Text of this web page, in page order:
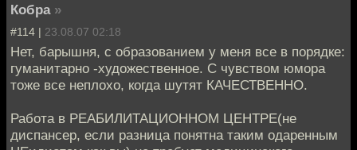
Кобра »
#114 | 23.08.07 02:18
Нет, барышня, с образованием у меня все в порядке:
гуманитарно -художественное. С чувством юмора
тоже все неплохо, когда шутят КАЧЕСТВЕННО.
Работа в РЕАБИЛИТАЦИОННОМ ЦЕНТРЕ(не
диспансер, если разница понятна таким одаренным